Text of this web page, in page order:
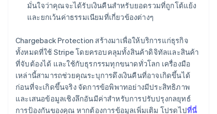
มั่นใจว่าคุณจะได้รับเงินคืนสําหรับยอดรวมที่ถูกโต้แย้ง
และยกเว้นค่าธรรมเนียมที่เกี่ยวข้องต่างๆ
Chargeback Protection สร้างมาเพื่อให้บริการแก่ธุรกิจ
ทั้งหมดที่ใช้ Stripe โดยครอบคลุมทั้งสินค้าดิจิทัลและสินค้า
ที่จับต้องได้ และใช้กับธุรกรรมทุกขนาดทั่วโลก เครื่องมือ
เหล่านี้สามารถช่วยคุณระบุการดึงเงินคืนที่อาจเกิดขึ้นได้
ก่อนที่จะเกิดขึ้นจริง จัดการข้อพิพาทอย่างมีประสิทธิภาพ
และเสนอข้อมูลเชิงลึกอันมีค่าสำหรับการปรับปรุงกลยุทธ์
การป้องกันของคุณ หากต้องการข้อมูลเพิ่มเติม โปรดไปที่นี่
กรีซ
English
เขตบริหารพิเศษฮ่องกง ประเทศจีน
English 简体中文